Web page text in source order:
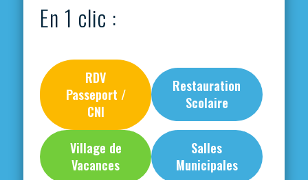
En 1 clic :
RDV
Passeport /
CNI
Restauration
Scolaire
Village de
Vacances
Salles
Municipales